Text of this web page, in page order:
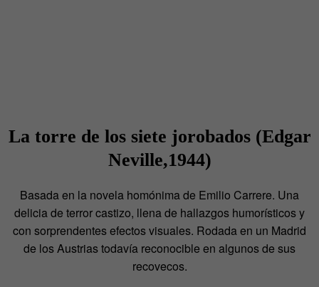
La torre de los siete jorobados (Edgar
Neville,1944)
Basada en la novela homónima de Emilio Carrere. Una
delicia de terror castizo, llena de hallazgos humorísticos y
con sorprendentes efectos visuales. Rodada en un Madrid
de los Austrias todavía reconocible en algunos de sus
recovecos.